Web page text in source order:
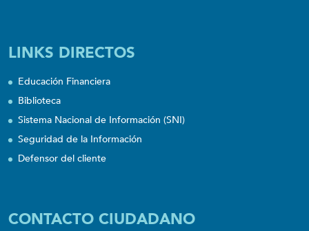
LINKS DIRECTOS
Educación Financiera
Biblioteca
Sistema Nacional de Información (SNI)
Seguridad de la Información
Defensor del cliente
CONTACTO CIUDADANO